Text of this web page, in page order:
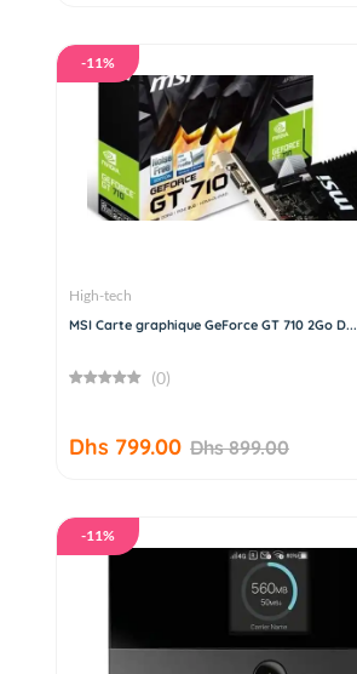
-11%
High-tech
MSI Carte graphique GeForce GT 710 2Go D...
(0)
Dhs 799.00 Dhs 899.00
-11%